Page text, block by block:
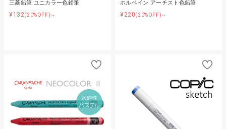
三菱鉛筆 ユニカラー色鉛筆
¥132(20%OFF)～
ホルベイン アーチスト色鉛筆
¥220(20%OFF)～